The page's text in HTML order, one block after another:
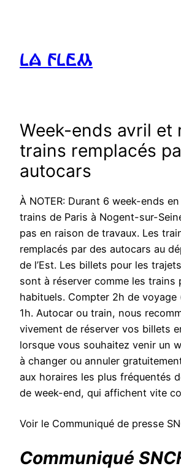
La FLEM
Week-ends avril et
trains remplacés
autocars
À NOTER: Durant 6 week-ends
trains de Paris à Nogent-sur-
pas en raison de travaux. Les
remplacés par des autocars au
de l’Est. Les billets pour les
sont à réserver comme les trains
habituels. Compter 2h de voyage
1h. Autocar ou train, nous
vivement de réserver vos billets
lorsque vous souhaitez venir un
à changer ou annuler
aux horaires les plus fréquentés
de week-end, qui affichent vite
Voir le Communiqué de presse
Communiqué